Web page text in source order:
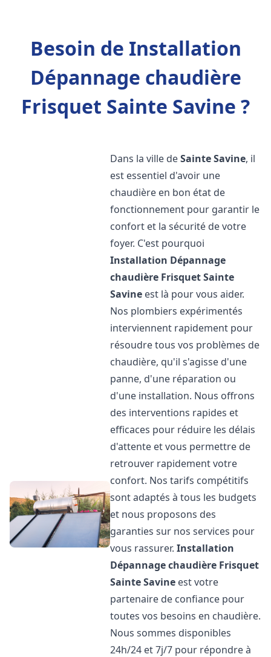
Besoin de Installation
Dépannage chaudière
Frisquet Sainte Savine ?
Dans la ville deSainte Savine, il
est essentiel d'avoir une
chaudière en bon état de
fonctionnement pour garantir le
confort et la sécurité de votre
foyer. C'est pourquoi
Installation Dépannage
chaudière FrisquetSainte
Savine est là pour vous aider.
Nos plombiers expérimentés
interviennent rapidement pour
résoudre tous vos problèmes de
chaudière, qu'il s'agisse d'une
panne, d'une réparation ou
d'une installation. Nous offrons
des interventions rapides et
efficaces pour réduire les délais
d'attente et vous permettre de
retrouver rapidement votre
confort. Nos tarifs compétitifs
sont adaptés à tous les budgets
et nous proposons des
garanties sur nos services pour
vous rassurer.Installation
Dépannage chaudière Frisquet
Sainte Savine est votre
partenaire de confiance pour
toutes vos besoins en chaudière.
Nous sommes disponibles
24h/24 et 7j/7 pour répondre à